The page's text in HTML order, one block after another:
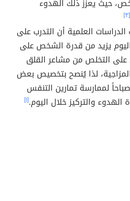
حيث يعزز ذلك الهدوء
[٣]
الدراسات العلمية أن التدرب على
يزيد من قدرة الشخص على
على التخلص من مشاعر القلق
لذا يُنصح بتخصيص بعض
لممارسة تمارين التنفس
الهدوء والتركيز خلال اليوم.[١]